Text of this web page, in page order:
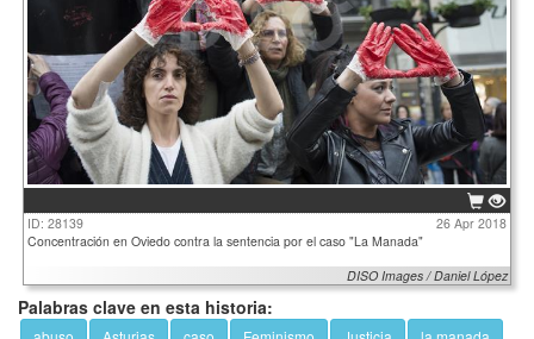
ID: 28139
26 Apr 2018
Concentración en Oviedo contra la sentencia por el caso "La Manada"
DISO Images / Daniel López
Palabras clave en esta historia: